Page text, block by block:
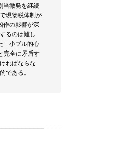
当徴発を継続
現物税体制が
作の影響が深
るのは難し
「小ブル的心
完全に矛盾す
ればならな
である。